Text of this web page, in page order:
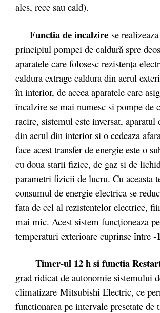
ales, rece sau cald).
Functia de incalzire se
principiul pompei de caldură spre
aparatele care folosesc rezistenţa
caldura extrage caldura din aerul
în interior, de aceea aparatele care
încalzire se mai numesc si pompe de
racire, sistemul este inversat, aparatul
din aerul din interior si o cedeaza
face acest transfer de energie este o
cu doua starii fizice, de gaz si de
parametri fizicii de lucru. Cu aceasta
consumul de energie electrica se
fata de cel al rezistentelor electrice,
mai mic. Acest sistem funcționeaza
temperaturi exterioare cuprinse între -
Timer-ul 12 h si functia
grad ridicat de autonomie sistemului
climatizare Mitsubishi Electric, ce
functionarea pe intervale presetate de